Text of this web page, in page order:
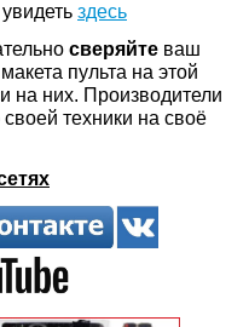
здесь
сверяйте ваш
пульта на этой
на них. Производители
техники на своё